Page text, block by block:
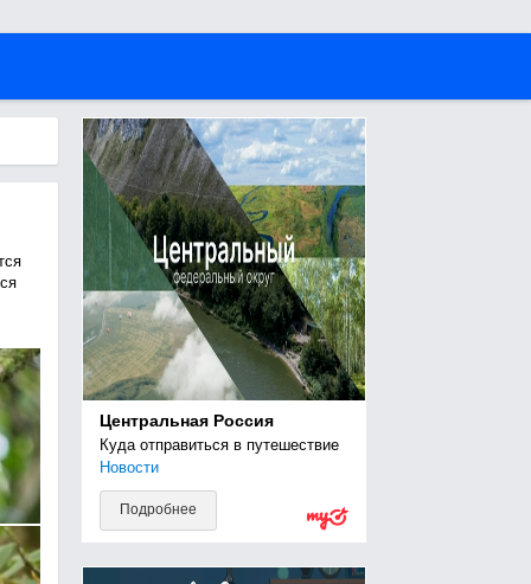
Центральная Россия
Куда отправиться в путешествие
Новости
Подробнее